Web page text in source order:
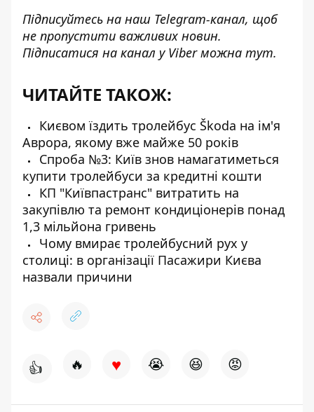
Підписуйтесь на наш Telegram-канал, щоб
не пропустити важливих новин.
Підписатися на канал у Viber можна тут.
ЧИТАЙТЕ ТАКОЖ:
Києвом їздить тролейбус Škoda на ім'я
Аврора, якому вже майже 50 років
Спроба №3: Київ знов намагатиметься
купити тролейбуси за кредитні кошти
КП "Київпастранс" витратить на
закупівлю та ремонт кондиціонерів понад
1,3 мільйона гривень
Чому вмирає тролейбусний рух у
столиці: в організації Пасажири Києва
назвали причини
👍 🔥 ♥ 😭 😆 😡